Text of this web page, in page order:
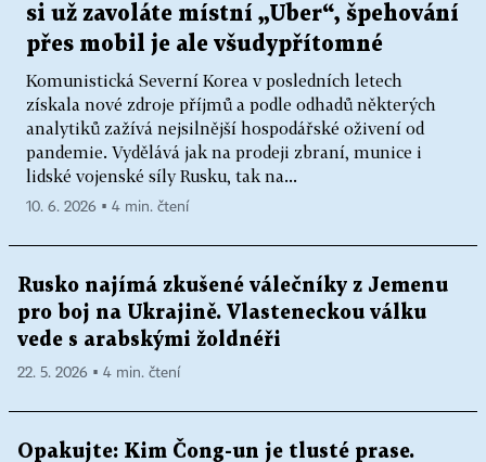
si už zavoláte místní „Uber“, špehování
přes mobil je ale všudypřítomné
Komunistická Severní Korea v posledních letech
získala nové zdroje příjmů a podle odhadů některých
analytiků zažívá nejsilnější hospodářské oživení od
pandemie. Vydělává jak na prodeji zbraní, munice i
lidské vojenské síly Rusku, tak na...
10. 6. 2026 ▪ 4 min. čtení
Rusko najímá zkušené válečníky z Jemenu
pro boj na Ukrajině. Vlasteneckou válku
vede s arabskými žoldnéři
22. 5. 2026 ▪ 4 min. čtení
Opakujte: Kim Čong-un je tlusté prase.